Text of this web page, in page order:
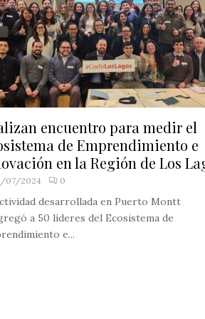
encuentro para medir el
de Emprendimiento e
en la Región de Los
07/2024 0
desarrollada en Puerto Montt
a 50 líderes del Ecosistema de
e...